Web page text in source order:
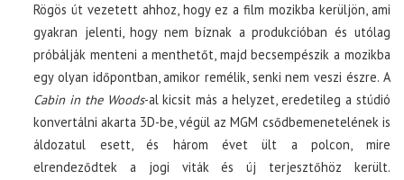
Rögös út vezetett ahhoz, hogy ez a film mozikba kerüljön, ami
gyakran jelenti, hogy nem bíznak a produkcióban és utólag
próbálják menteni a menthetőt, majd becsempészik a mozikba
egy olyan időpontban, amikor remélik, senki nem veszi észre. A
Cabin in the Woods-al kicsit más a helyzet, eredetileg a stúdió
konvertálni akarta 3D-be, végül az MGM csődbemenetelének is
áldozatul esett, és három évet ült a polcon, mire
elrendeződtek a jogi viták és új terjesztőhöz került.